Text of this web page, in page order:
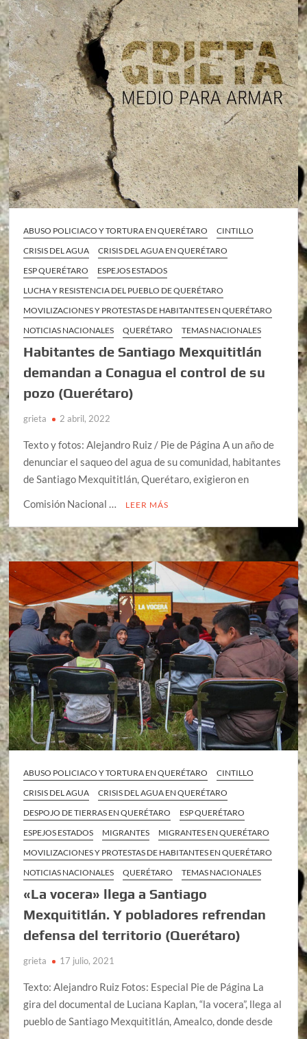
ABUSO POLICIACO Y TORTURA EN QUERÉTARO
CINTILLO
CRISIS DEL AGUA
CRISIS DEL AGUA EN QUERÉTARO
ESP QUERÉTARO
ESPEJOS ESTADOS
LUCHA Y RESISTENCIA DEL PUEBLO DE QUERÉTARO
MOVILIZACIONES Y PROTESTAS DE HABITANTES EN QUERÉTARO
NOTICIAS NACIONALES
QUERÉTARO TEMAS NACIONALES
Habitantes de Santiago Mexquititlán
demandan a Conagua el control de su
pozo (Querétaro)
grieta 2 abril, 2022
Texto y fotos: Alejandro Ruiz / Pie de Página A un año de
denunciar el saqueo del agua de su comunidad, habitantes
de Santiago Mexquititlán, Querétaro, exigieron en
Comisión Nacional …
LEER MÁS
ABUSO POLICIACO Y TORTURA EN QUERÉTARO
CINTILLO
CRISIS DEL AGUA
CRISIS DEL AGUA EN QUERÉTARO
DESPOJO DE TIERRAS EN QUERÉTARO
ESP QUERÉTARO
ESPEJOS ESTADOS
MIGRANTES
MIGRANTES EN QUERÉTARO
MOVILIZACIONES Y PROTESTAS DE HABITANTES EN QUERÉTARO
NOTICIAS NACIONALES
QUERÉTARO TEMAS NACIONALES
«La vocera» llega a Santiago
Mexquititlán. Y pobladores refrendan
defensa del territorio (Querétaro)
grieta 17 julio, 2021
Texto: Alejandro Ruiz Fotos: Especial Pie de Página La
gira del documental de Luciana Kaplan, “la vocera”, llega al
pueblo de Santiago Mexquititlán, Amealco, donde desde